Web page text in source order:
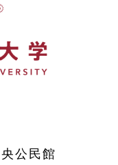
公民館